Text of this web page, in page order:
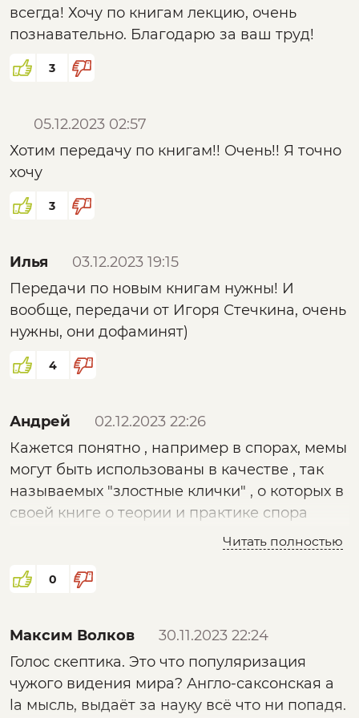
летающие со скоростью света...
Кстати об последнем. Был "создан"
упоминается в фашистской Германии, но до
Николая Николаевича Новицкого. О нём
того что он родился 1 апреля, а вся жизнь
его напоминает анекдот из серии "всё
равно не поверишь". За этим именем стоят
полупроводники, изготовление стеклянных
призм и много другого...
Просьба к Вам сделать про него передачу.
Ещё раз спасибо.
всегда! Хочу по книгам лекцию, очень
познавательно. Благодарю за ваш труд!
3
05.12.2023 02:57
Хотим передачу по книгам!! Очень!! Я точно
хочу
3
Илья
03.12.2023 19:15
Передачи по новым книгам нужны! И
вообще, передачи от Игоря Стечкина, очень
нужны, они дофаминят)
4
Андрей
02.12.2023 22:26
Кажется понятно , например в спорах, мемы
могут быть использованы в качестве , так
называемых "злостные клички" , о которых в
своей книге о теории и практике спора
писал Поварнин. Использование их
доказательствах.
Читать полностью
0
Максим Волков
30.11.2023 22:24
Голос скептика. Это что популяризация
чужого видения мира? Англо-саксонская a
la мысль, выдаёт за науку всё что ни попадя.